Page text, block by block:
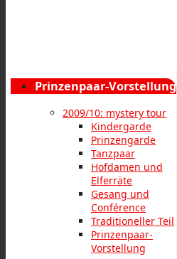
Prinzenpaar-Vorstellung
2009/10: mystery tour
Kindergarde
Prinzengarde
Tanzpaar
Hofdamen und
Elferräte
Gesang und
Conférence
Traditioneller Teil
Prinzenpaar-
Vorstellung